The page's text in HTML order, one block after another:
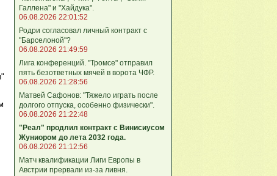
Галлена" и "Хайдука".
06.08.2026 22:01:52
Родри согласовал личный контракт с
"Барселоной"?
06.08.2026 21:49:59
Лига конференций. "Тромсе" отправил
пять безответных мячей в ворота ЧФР.
06.08.2026 21:28:56
Матвей Сафонов: "Тяжело играть после
долгого отпуска, особенно физически".
06.08.2026 21:22:48
"Реал" продлил контракт с Винисиусом
Жуниором до лета 2032 года.
06.08.2026 21:12:56
Матч квалификации Лиги Европы в
Австрии прервали из-за ливня.